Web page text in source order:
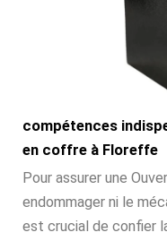
compétences
en coffre à Floreffe
Pour assurer une
endommager ni le
est crucial de confier